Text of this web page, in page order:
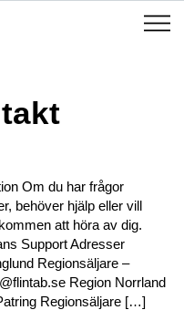
Om du har frågor
behöver hjälp eller vill
att höra av dig.
Support Adresser
Regionsäljare –
Region Norrland
Regionsäljare […]